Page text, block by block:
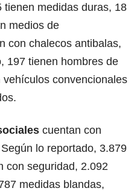
medidas duras, 18
medios de
con chalecos antibalas,
197 tienen hombres de
convencionales
cuentan con
lo reportado, 3.879
con seguridad, 2.092
medidas blandas,